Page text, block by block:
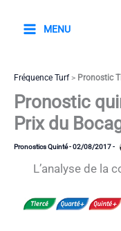
MENU
Fréquence Turf> Pronostic
Pronostic
Prix du
Pronostics Quinté-02/08/2017-
L’analyse de la